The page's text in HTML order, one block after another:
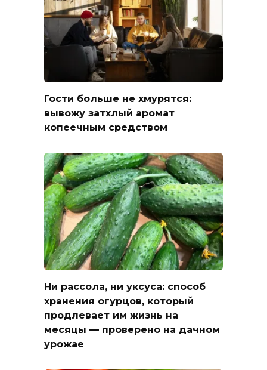
Гости больше не хмурятся:
вывожу затхлый аромат
копеечным средством
Ни рассола, ни уксуса: способ
хранения огурцов, который
продлевает им жизнь на
месяцы — проверено на дачном
урожае